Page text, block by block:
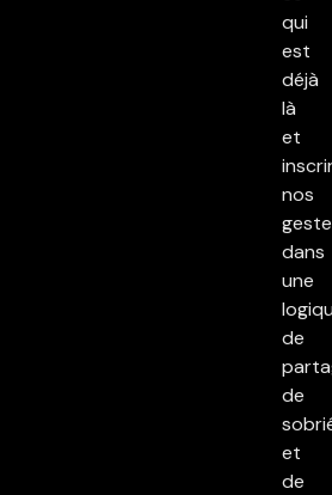
qui
est
déjà
là
et
nos
dans
une
de
de
et
de